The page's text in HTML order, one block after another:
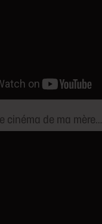
cinéma de ma mère…